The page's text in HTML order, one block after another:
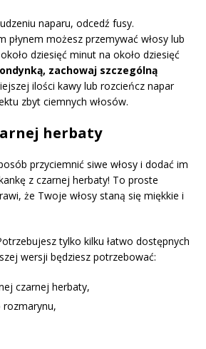
naparu, odcedź fusy.
płynem możesz przemywać włosy lub
dziesięć minut na około dziesięć
zachowaj szczególną
ilości kawy lub rozcieńcz napar
zbyt ciemnych włosów.
herbaty
przyciemnić siwe włosy i dodać im
z czarnej herbaty! To proste
że Twoje włosy staną się miękkie i
tylko kilku łatwo dostępnych
wersji będziesz potrzebować:
czarnej herbaty,
rozmarynu,